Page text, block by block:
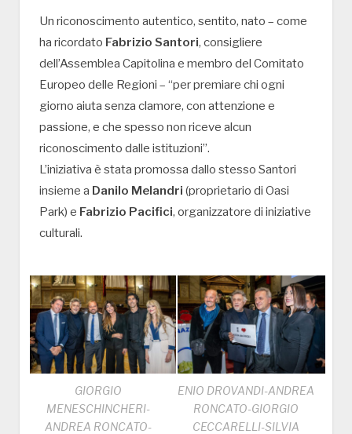
Un riconoscimento autentico, sentito, nato – come
ha ricordato Fabrizio Santori, consigliere
dell’Assemblea Capitolina e membro del Comitato
Europeo delle Regioni – “per premiare chi ogni
giorno aiuta senza clamore, con attenzione e
passione, e che spesso non riceve alcun
riconoscimento dalle istituzioni”.
L’iniziativa è stata promossa dallo stesso Santori
insieme a Danilo Melandri (proprietario di Oasi
Park) e Fabrizio Pacifici, organizzatore di iniziative
culturali.
GIORGIO
MENESCHINCHERI-
ANDREA RONCATO-
ENIO DROVANDI-ANDREA
RONCATO-GIORGIO
CECCARELLI-SILVIA